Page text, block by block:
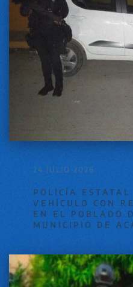
24 JULIO 2026
POLICÍA ESTATAL
VEHÍCULO CON
EN EL POBLADO
MUNICIPIO DE